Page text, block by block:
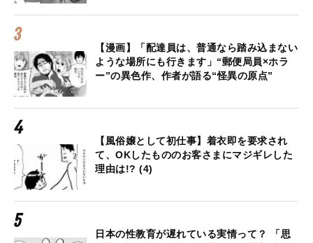
【漫画】「配達員は、普通なら踏み込まない
ような場所にも行きます」“郵便局員×ホラ
ー”の異色作、作者が語る“怪異の原点”
【風俗嬢として初仕事】着衣即を要求され
て、OKしたもののお客さまにマジギレした
理由は!? (4)
日本の性教育が遅れている実情って？ 「思